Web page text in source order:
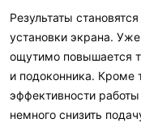
Результаты
установки экрана.
ощутимо повышается
и подоконника. Кроме
эффективности
немного снизить